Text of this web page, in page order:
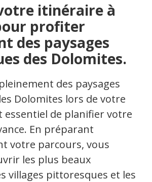
itinéraire à
profiter
des paysages
des Dolomites.
des paysages
Dolomites lors de votre
essentiel de planifier votre
En préparant
votre parcours, vous
les plus beaux
villages pittoresques et les